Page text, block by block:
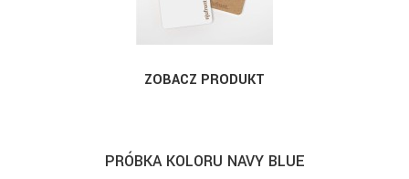
ZOBACZ PRODUKT
PRÓBKA KOLORU NAVY BLUE